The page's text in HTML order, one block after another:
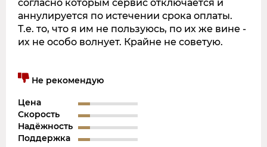
согласно которым сервис отключается и
аннулируется по истечении срока оплаты.
Т.е. то, что я им не пользуюсь, по их же вине -
их не особо волнует. Крайне не советую.
Не рекомендую
Цена
Скорость
Надёжность
Поддержка